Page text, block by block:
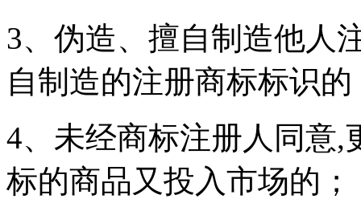
3、伪造、擅自制造他人
自制造的注册商标标识的
4、未经商标注册人同意,
标的商品又投入市场的；